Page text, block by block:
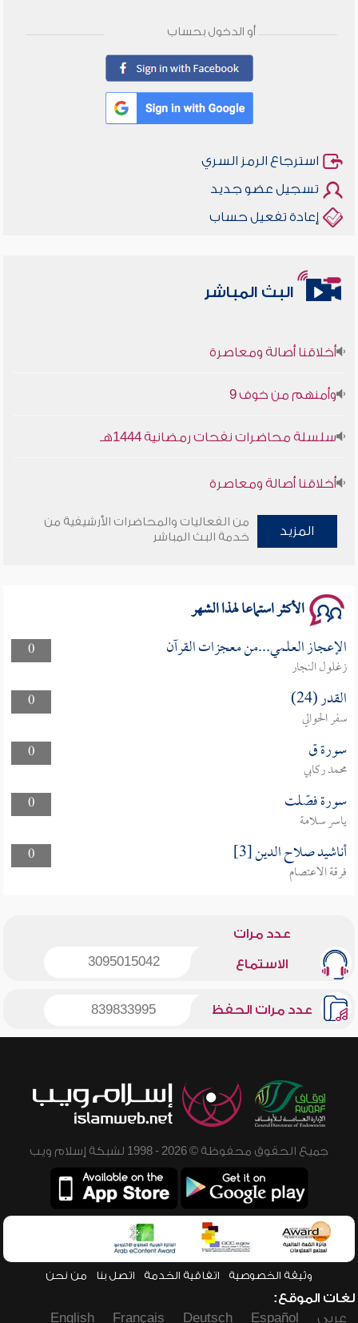
أو الدخول بحساب
استرجاع الرمز السري
تسجيل عضو جديد
إعادة تفعيل حساب
البث المباشر
وأمنهم من خوف 9
المزيد
من الفعاليات والمحاضرات الأرشيفية من
خدمة البث المباشر
الأكثر استماعا لهذا الشهر
0 الإعجاز العلمي...من معجزات القرآن
زغلول النجار
0
القدر (24)
سفر الحوالي
0
سورة ق
محمد ركابي
0
سورة فصّلت
ياسر سلامة
0
أناشيد صلاح الدين [3]
فرقة الاعتصام
عدد مرات
الاستماع 3095015042
عدد مرات الحفظ 839833995
جميع الحقوق محفوظة © 2026 - 1998 لشبكة إسلام ويب
وثيقة الخصوصية اتفاقية الخدمة اتصل بنا من نحن
لغات الموقع:
عربي
Español
Deutsch
Français
English